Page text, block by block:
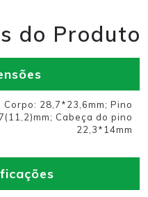
do Produto
Corpo: 28,7*23,6mm; Pino
Cabeça do pino
22,3*14mm